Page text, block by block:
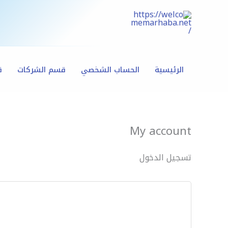
الرئيسية الحساب الشخصي قسم الشركات
My account
تسجيل الدخول